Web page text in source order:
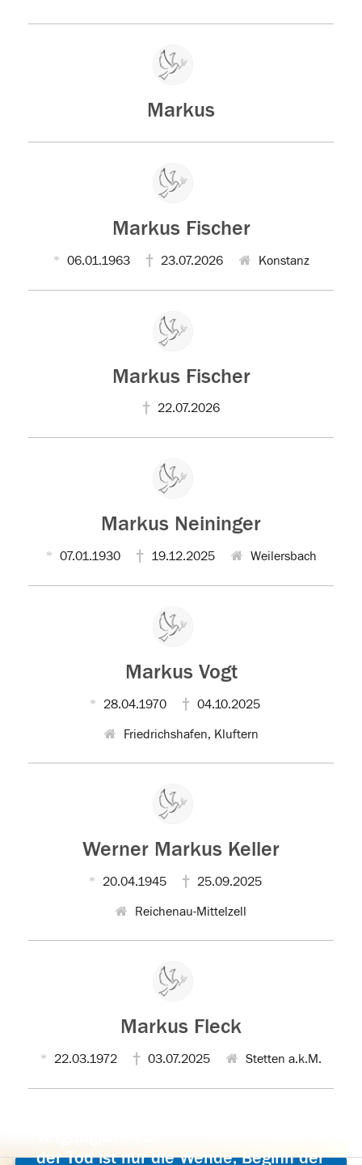
Markus
Markus Fischer
06.01.1963 23.07.2026 Konstanz
Markus Fischer
22.07.2026
Markus Neininger
07.01.1930 19.12.2025 Weilersbach
Markus Vogt
28.04.1970 04.10.2025
Friedrichshafen, Kluftern
Werner Markus Keller
20.04.1945 25.09.2025
Reichenau-Mittelzell
Markus Fleck
22.03.1972 03.07.2025 Stetten a.k.M.
der Tod ist nur die Wende, Beginn der